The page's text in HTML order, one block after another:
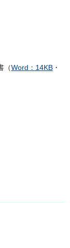
（Word：14KB ・